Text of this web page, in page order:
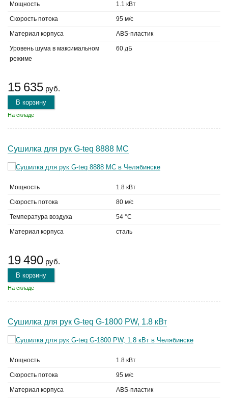
Мощность 1.1 кВт
Скорость потока 95 м/с
Материал корпуса ABS-пластик
Уровень шума в максимальном
режиме
60 дБ
15 635 руб.
В корзину
На складе
Сушилка для рук G-teq 8888 MC
Мощность 1.8 кВт
Скорость потока 80 м/с
Температура воздуха 54 °C
Материал корпуса сталь
19 490 руб.
В корзину
На складе
Сушилка для рук G-teq G-1800 PW, 1.8 кВт
Мощность 1.8 кВт
Скорость потока 95 м/с
Материал корпуса ABS-пластик